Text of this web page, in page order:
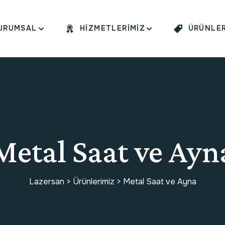
HIZMETLERIMIZ
Saat ve
Lazersan > Ürünlerimiz > Metal Saat ve Ayna